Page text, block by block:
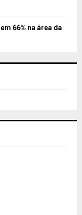
66% na área da